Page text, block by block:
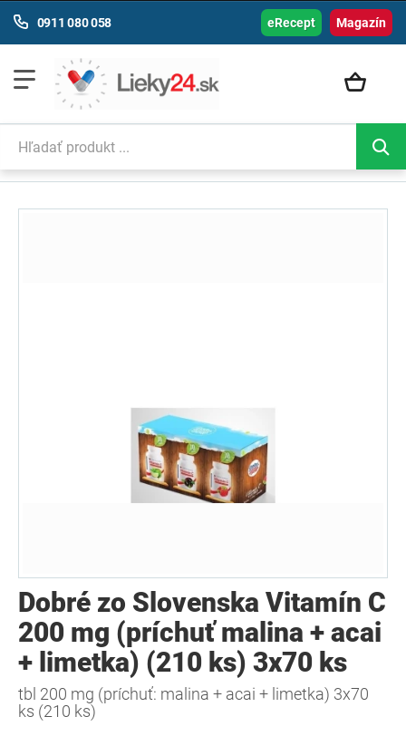
Magazín
0911 080 058 eRecept
Dobré zo Slovenska Vitamín C
200 mg (príchuť malina + acai
+ limetka) (210 ks) 3x70 ks
tbl 200 mg (príchuť: malina + acai + limetka) 3x70
ks (210 ks)